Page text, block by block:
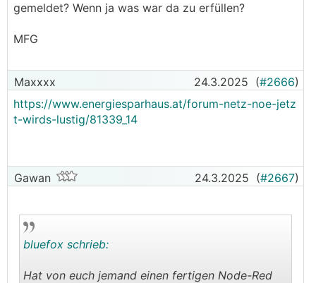
gemeldet? Wenn ja was war da zu erfüllen?
MFG
Maxxxx 24.3.2025 (#2666)
https://www.energiesparhaus.at/forum-netz-noe-jetz
t-wirds-lustig/81339_14
Gawan 24.3.2025 (#2667)
bluefox schrieb:
Hat von euch jemand einen fertigen Node-Red